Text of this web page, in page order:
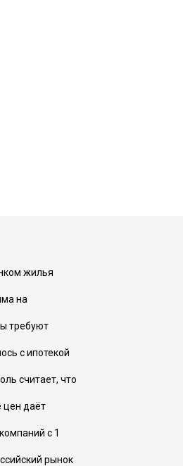
жилья
на
требуют
с ипотекой
считает, что
цен даёт
с 1
рынок